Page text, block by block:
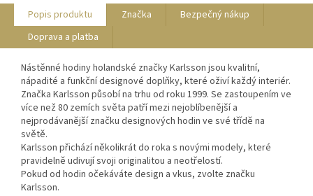
Popis produktu Značka
Bezpečný nákup
Doprava a platba
Nástěnné hodiny holandské značky Karlsson jsou kvalitní,
nápadité a funkční designové doplňky, které oživí každý interiér.
Značka Karlsson působí na trhu od roku 1999. Se zastoupením ve
více než 80 zemích světa patří mezi nejoblíbenější a
nejprodávanější značku designových hodin ve své třídě na
světě.
Karlsson přichází několikrát do roka s novými modely, které
pravidelně udivují svoji originalitou a neotřelostí.
Pokud od hodin očekáváte design a vkus, zvolte značku
Karlsson.